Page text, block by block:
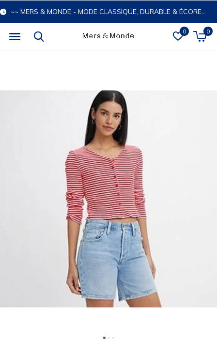
0 0
~~ MERS & MONDE - MODE CLASSIQUE, DURABLE & ÉCORESPONSABLE